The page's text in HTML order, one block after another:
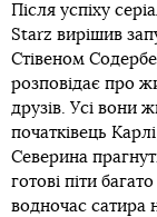
Після успіху
Starz вирішив
Стівеном
розповідає про
друзів. Усі вони
початківець
Северина
готові піти
водночас сатира